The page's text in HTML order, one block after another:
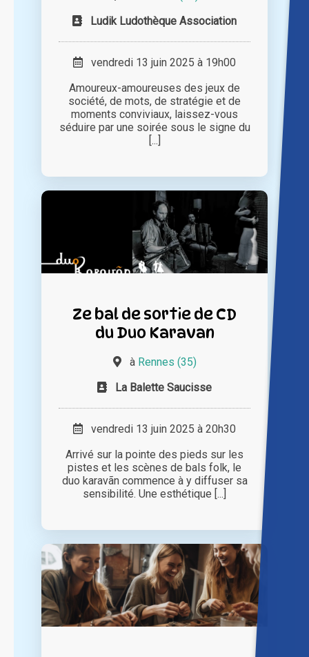
Ludik Ludothèque Association
vendredi 13 juin 2025 à 19h00
Amoureux-amoureuses des jeux de
société, de mots, de stratégie et de
moments conviviaux, laissez-vous
séduire par une soirée sous le signe du
[...]
Ze bal de sortie de CD
du Duo Karavan
à Rennes (35)
La Balette Saucisse
vendredi 13 juin 2025 à 20h30
Arrivé sur la pointe des pieds sur les
pistes et les scènes de bals folk, le
duo karavãn commence à y diffuser sa
sensibilité. Une esthétique [...]